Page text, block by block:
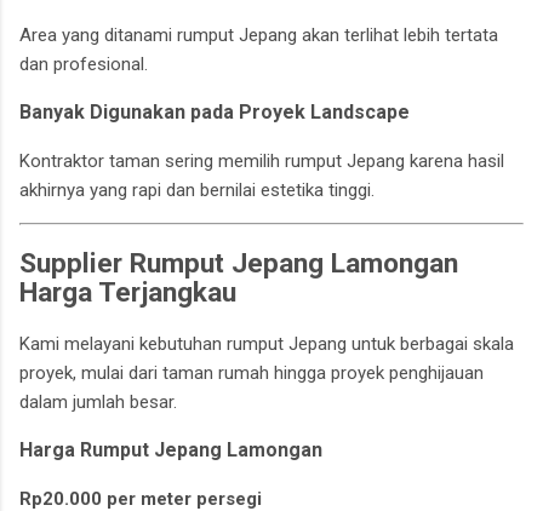
Area yang ditanami rumput Jepang akan terlihat lebih tertata
dan profesional.
Banyak Digunakan pada Proyek Landscape
Kontraktor taman sering memilih rumput Jepang karena hasil
akhirnya yang rapi dan bernilai estetika tinggi.
Supplier Rumput Jepang Lamongan
Harga Terjangkau
Kami melayani kebutuhan rumput Jepang untuk berbagai skala
proyek, mulai dari taman rumah hingga proyek penghijauan
dalam jumlah besar.
Harga Rumput Jepang Lamongan
Rp20.000 per meter persegi